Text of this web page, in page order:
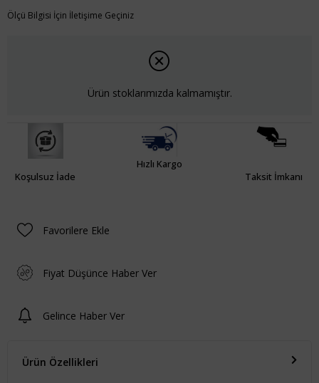
Ölçü Bilgisi İçin İletişime Geçiniz
Ürün stoklarımızda kalmamıştır.
Koşulsuz İade
Hızlı Kargo
Taksit İmkanı
Favorilere Ekle
Fiyat Düşünce Haber Ver
Gelince Haber Ver
Ürün Özellikleri